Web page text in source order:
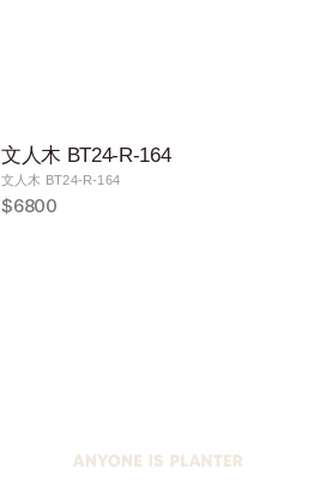
文人木 BT24-R-164
文人木 BT24-R-164
$6800